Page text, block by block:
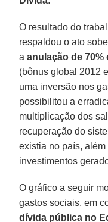
O resultado do
respaldou o ato
aanulação de 70%
(bônus global 2012
uma inversão nos
possibilitou a
multiplicação dos
recuperação do
existia no país,
investimentos
O gráfico a seguir
gastos sociais, em
dívida pública no